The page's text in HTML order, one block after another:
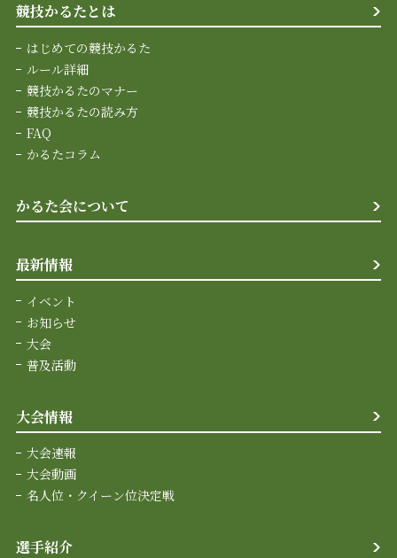
競技かるたとは
はじめての競技かるた
ルール詳細
競技かるたのマナー
競技かるたの読み方
FAQ
かるたコラム
かるた会について
最新情報
イベント
お知らせ
大会
普及活動
大会情報
大会速報
大会動画
名人位・クイーン位決定戦
選手紹介